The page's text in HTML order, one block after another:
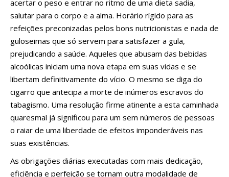
acertar o peso e entrar no ritmo de uma dieta sadia,
salutar para o corpo e a alma. Horário rígido para as
refeições preconizadas pelos bons nutricionistas e nada de
guloseimas que só servem para satisfazer a gula,
prejudicando a saúde. Aqueles que abusam das bebidas
alcoólicas iniciam uma nova etapa em suas vidas e se
libertam definitivamente do vício. O mesmo se diga do
cigarro que antecipa a morte de inúmeros escravos do
tabagismo. Uma resolução firme atinente a esta caminhada
quaresmal já significou para um sem números de pessoas
o raiar de uma liberdade de efeitos imponderáveis nas
suas existências.
As obrigações diárias executadas com mais dedicação,
eficiência e perfeição se tornam outra modalidade de